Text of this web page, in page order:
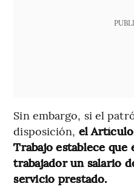
Sin embargo, si el
disposición, el
Trabajo establece que
trabajador un salario
servicio prestado.